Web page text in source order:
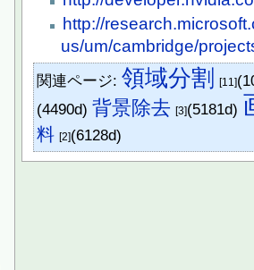
http://
us/um/cambridge/
関連ページ:領域分割 [11]
(4490d)背景除去 [3](5181d)
料 [2](6128d)